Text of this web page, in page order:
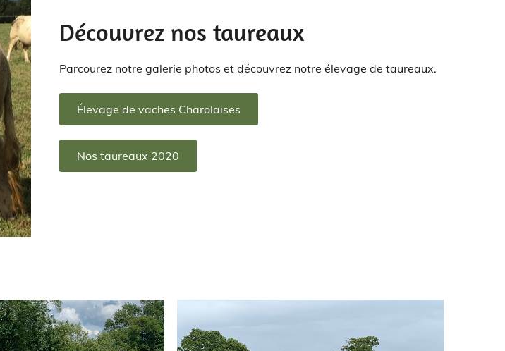
Découvrez nos taureaux
Parcourez notre galerie photos et découvrez notre élevage de taureaux.
Élevage de vaches Charolaises
Nos taureaux 2020